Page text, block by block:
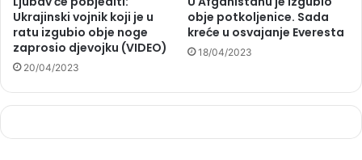
Ukrajinski vojnik koji je u
ratu izgubio obje noge
zaprosio djevojku (VIDEO)
20/04/2023
obje potkoljenice. Sada
kreće u osvajanje Everesta
18/04/2023